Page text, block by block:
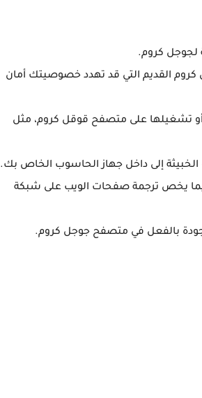
كروم القديم التي قد تهدد خصوصيتك أمان
أو تشغيلها على متصفح قوقل كروم، مثل
إلى داخل جهاز الحاسوب الخاص بك.
فيما يخص ترجمة صفحات الويب على شبكة